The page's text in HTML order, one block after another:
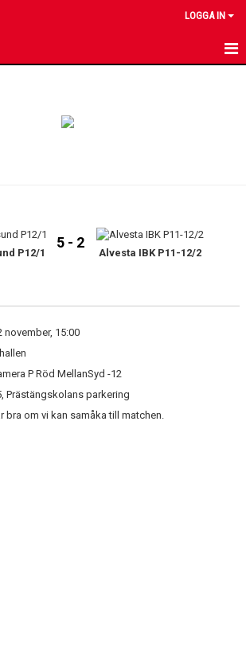
LOGGA IN
P12/1
5 - 2
Alvesta IBK P11-12/2
november, 15:00
P Röd MellanSyd -12
Prästängskolans parkering
bra om vi kan samåka till matchen.